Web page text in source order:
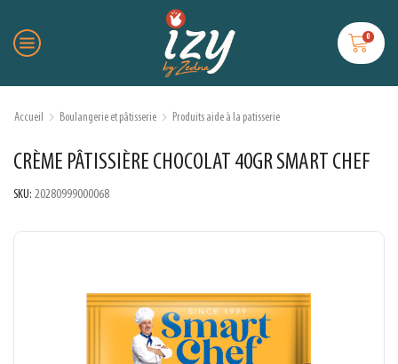
0
Accueil Boulangerie et pâtisserie Produits aide à la patisserie
CRÈME PÂTISSIÈRE CHOCOLAT 40GR SMART CHEF
SKU: 20280999000068